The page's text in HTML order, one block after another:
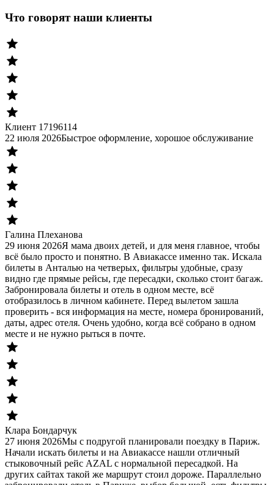
Что говорят наши клиенты
Клиент 17196114
22 июля 2026Быстрое оформление, хорошое обслуживание
Галина Плеханова
29 июня 2026Я мама двоих детей, и для меня главное, чтобы
всё было просто и понятно. В Авиакассе именно так. Искала
билеты в Анталью на четверых, фильтры удобные, сразу
видно где прямые рейсы, где пересадки, сколько стоит багаж.
Забронировала билеты и отель в одном месте, всё
отобразилось в личном кабинете. Перед вылетом зашла
проверить - вся информация на месте, номера бронирований,
даты, адрес отеля. Очень удобно, когда всё собрано в одном
месте и не нужно рыться в почте.
Клара Бондарчук
27 июня 2026Мы с подругой планировали поездку в Париж.
Начали искать билеты и на Авиакассе нашли отличный
стыковочный рейс AZAL с нормальной пересадкой. На
других сайтах такой же маршрут стоил дороже. Параллельно